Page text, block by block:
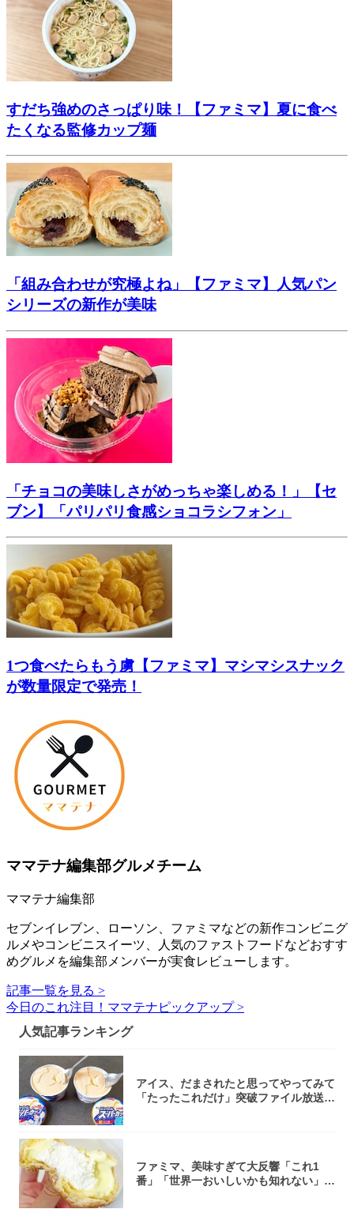
すだち強めのさっぱり味！【ファミマ】夏に食べ
たくなる監修カップ麺
「組み合わせが究極よね」【ファミマ】人気パン
シリーズの新作が美味
「チョコの美味しさがめっちゃ楽しめる！」【セ
ブン】「パリパリ食感ショコラシフォン」
1つ食べたらもう虜【ファミマ】マシマシスナック
が数量限定で発売！
ママテナ編集部グルメチーム
ママテナ編集部
セブンイレブン、ローソン、ファミマなどの新作コンビニグ
ルメやコンビニスイーツ、人気のファストフードなどおすす
めグルメを編集部メンバーが実食レビューします。
記事一覧を見る >
今日のこれ注目！ママテナピックアップ >
人気記事ランキング
アイス、だまされたと思ってやってみて
「たったこれだけ」突破ファイル放送で
ファミマ、美味すぎて大反響「これ1
番」「世界一おいしいかも知れない」